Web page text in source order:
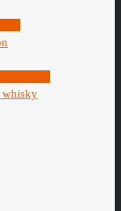
whisky